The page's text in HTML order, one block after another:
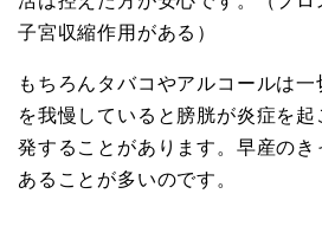
子宮収縮作用がある）
もちろんタバコやアルコールは
を我慢していると膀胱が炎症を
発することがあります。早産の
あることが多いのです。